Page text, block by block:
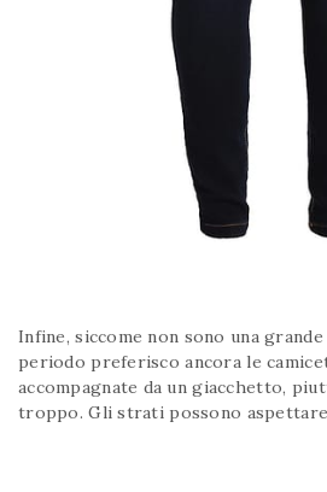
Infine, siccome non sono una
periodo preferisco ancora le
accompagnate da un giacchetto,
troppo. Gli strati possono